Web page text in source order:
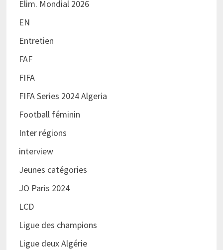
Elim. Mondial 2026
EN
Entretien
FAF
FIFA
FIFA Series 2024 Algeria
Football féminin
Inter régions
interview
Jeunes catégories
JO Paris 2024
LCD
Ligue des champions
Ligue deux Algérie